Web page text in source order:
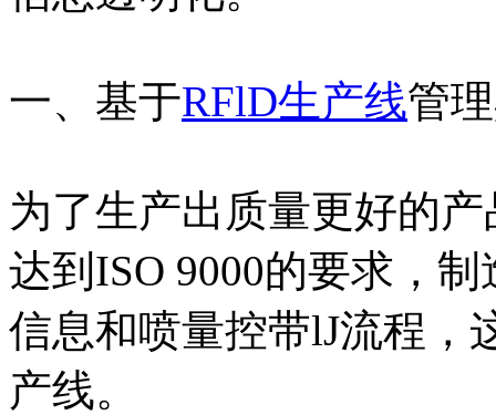
一、基于RFlD生产线管
为了生产出质量更好的
达到ISO 9000的要求，
信息和喷量控带lJ流程，
产线。